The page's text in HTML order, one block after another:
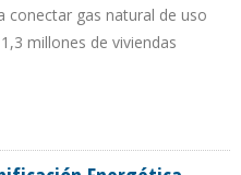
conectar gas natural de uso
millones de viviendas